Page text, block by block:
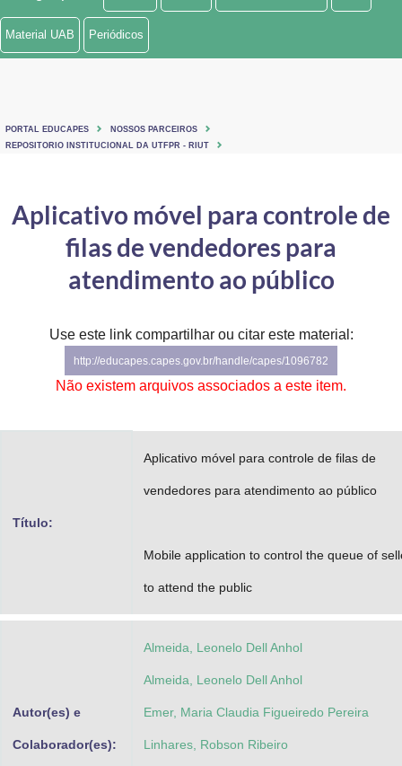
Ministério de Minas e Energia
Ministério do Turismo
Controladoria-Geral da União
Secretaria de Governo
Gabinete de Segurança Institucional
Material UAB Periódicos
PORTAL EDUCAPES
NOSSOS PARCEIROS
REPOSITORIO INSTITUCIONAL DA UTFPR - RIUT
Aplicativo móvel para controle de
filas de vendedores para
atendimento ao público
Use este link compartilhar ou citar este material:
http://educapes.capes.gov.br/handle/capes/1096782
Não existem arquivos associados a este item.
Título:
Aplicativo móvel para controle de filas de
vendedores para atendimento ao público
Mobile application to control the queue of
to attend the public
Autor(es) e
Colaborador(es):
Almeida, Leonelo Dell Anhol
Almeida, Leonelo Dell Anhol
Emer, Maria Claudia Figueiredo Pereira
Linhares, Robson Ribeiro